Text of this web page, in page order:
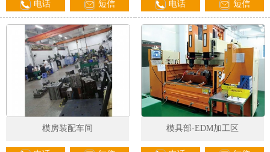
电话 短信 电话 短信
模房装配车间 模具部-EDM加工区